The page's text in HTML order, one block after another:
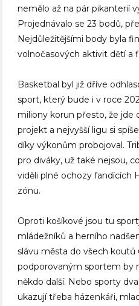
nemělo až na pár pikanterií
Projednávalo se 23 bodů,
Nejdůležitějšími body byla
volnočasových aktivit dětí a
Basketbal byl již dříve
sport, který bude i v roce
miliony korun přesto, že jde
projekt a nejvyšší ligu si
díky výkonům probojoval.
pro diváky, už také nejsou,
viděli plné ochozy fandících
zónu.
Oproti košíkové jsou tu
mládežníků a herního
slávu města do všech koutů
podporovaným sportem by
někdo další. Nebo sporty
ukazují třeba házenkáři,